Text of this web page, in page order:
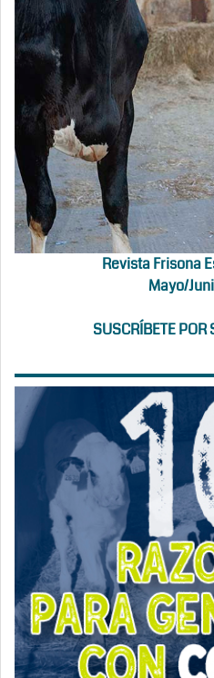
Revista Frisona
Mayo/
SUSCRÍBETE